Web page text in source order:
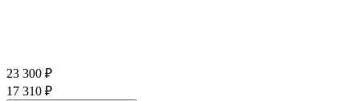
23 300 ₽
17 310 ₽